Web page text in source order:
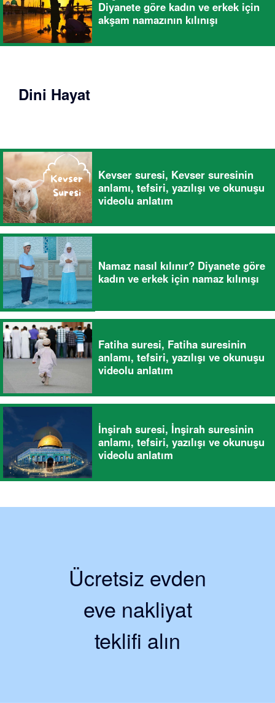
Diyanete göre kadın ve erkek için
akşam namazının kılınışı
Dini Hayat
Kevser suresi, Kevser suresinin
anlamı, tefsiri, yazılışı ve okunuşu
videolu anlatım
Namaz nasıl kılınır? Diyanete göre
kadın ve erkek için namaz kılınışı
Fatiha suresi, Fatiha suresinin
anlamı, tefsiri, yazılışı ve okunuşu
videolu anlatım
İnşirah suresi, İnşirah suresinin
anlamı, tefsiri, yazılışı ve okunuşu
videolu anlatım
Ücretsiz evden
eve nakliyat
teklifi alın